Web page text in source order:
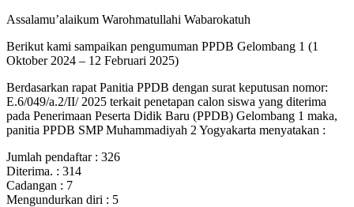
Assalamu’alaikum Warohmatullahi Wabarokatuh
Berikut kami sampaikan pengumuman PPDB Gelombang 1 (1
Oktober 2024 – 12 Februari 2025)
Berdasarkan rapat Panitia PPDB dengan surat keputusan nomor:
E.6/049/a.2/II/ 2025 terkait penetapan calon siswa yang diterima
pada Penerimaan Peserta Didik Baru (PPDB) Gelombang 1 maka,
panitia PPDB SMP Muhammadiyah 2 Yogyakarta menyatakan :
Jumlah pendaftar : 326
Diterima. : 314
Cadangan : 7
Mengundurkan diri : 5